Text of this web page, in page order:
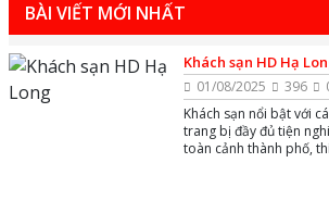
BÀI VIẾT MỚI NHẤT
Khách sạn HD Hạ
01/08/2025 396
Khách sạn nổi bật với
trang bị đầy đủ tiện
toàn cảnh thành phố,